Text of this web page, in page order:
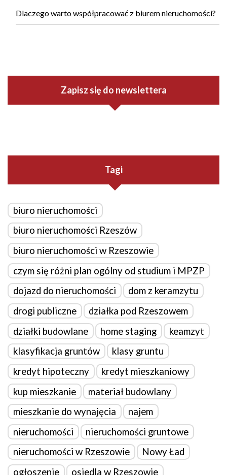
Dlaczego warto współpracować z biurem nieruchomości?
Zapisz się do newslettera
Tagi
biuro nieruchomości
biuro nieruchomości Rzeszów
biuro nieruchomości w Rzeszowie
czym się różni plan ogólny od studium i MPZP
dojazd do nieruchomości
dom z keramzytu
drogi publiczne
działka pod Rzeszowem
działki budowlane
home staging
keamzyt
klasyfikacja gruntów
klasy gruntu
kredyt hipoteczny
kredyt mieszkaniowy
kup mieszkanie
materiał budowlany
mieszkanie do wynajęcia
najem
nieruchomości
nieruchomości gruntowe
nieruchomości w Rzeszowie
Nowy Ład
ogłoszenie
osiedla w Rzeszowie